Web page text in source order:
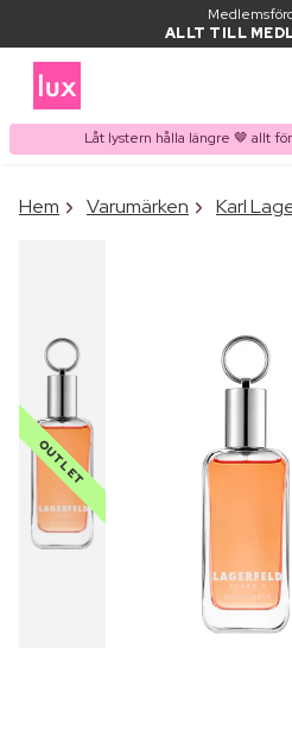
ALLT TILL
Låt lystern hålla längre 🤎 allt
PRODUKT I
Ofta köpt
Hem Varumärken Karl
OUTLET